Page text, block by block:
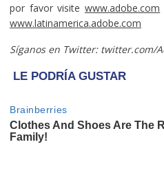
por favor visitewww.adobe.com
www.latinamerica.adobe.com
Síganos en Twitter: twitter.com/